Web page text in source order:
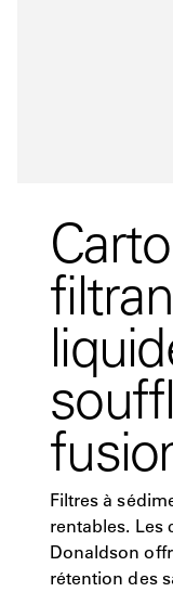
Filtres à
rentables. Les
Donaldson
rétention des